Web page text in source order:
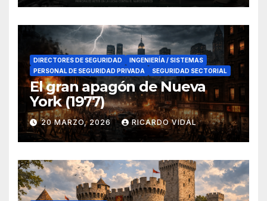
DIRECTORES DE SEGURIDAD
INGENIERÍA / SISTEMAS
PERSONAL DE SEGURIDAD PRIVADA
SEGURIDAD SECTORIAL
El gran apagón de Nueva
York (1977)
20 MARZO, 2026 RICARDO VIDAL